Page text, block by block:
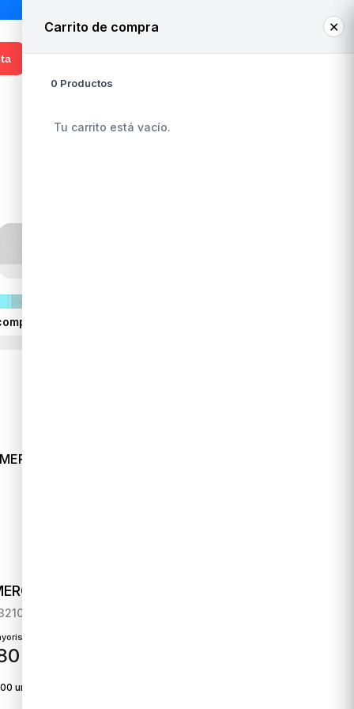
¡Hola! Ingresa o regístrate
Carrito de compra ✕
0 Productos
Tu carrito está vacío.
"8"
unidades